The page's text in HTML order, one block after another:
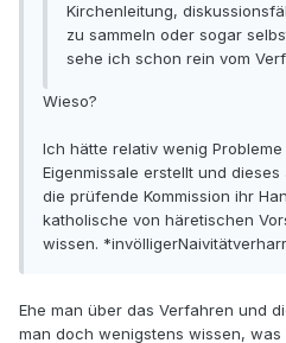
Kirchenleitung,
zu sammeln oder sogar
sehe ich schon rein vom
Wieso?
Ich hätte relativ wenig
Eigenmissale erstellt und
die prüfende Kommission ihr
katholische von häretischen
wissen.
Ehe man über das Verfahren und
man doch wenigstens wissen,